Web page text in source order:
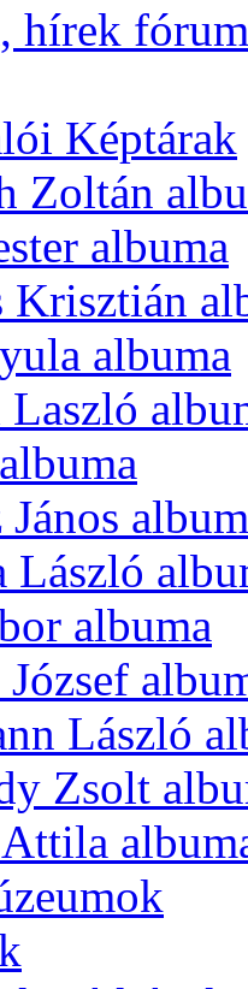
hírek
Képtárak
Zoltán
albuma
Krisztián
albuma
Laszló
János
László
albuma
László
Zsolt
Attila